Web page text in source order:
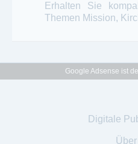
Erhalten Sie
Themen Mission,
Google Adsense ist
Digitale